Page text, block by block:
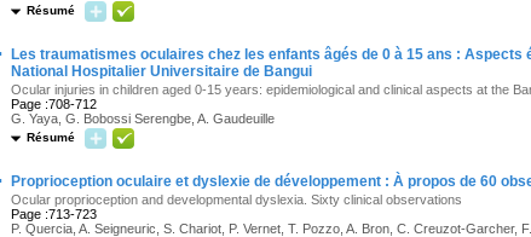
Résumé
Les traumatismes oculaires chez les enfants âgés de 0 à 15 ans :
National Hospitalier Universitaire de Bangui
Ocular injuries in children aged 0-15 years: epidemiological and clinical aspects at the
Page :708-712
G. Yaya, G. Bobossi Serengbe, A. Gaudeuille
Résumé
Proprioception oculaire et dyslexie de développement : À propos de 60
Ocular proprioception and developmental dyslexia. Sixty clinical observations
Page :713-723
P. Quercia, A. Seigneuric, S. Chariot, P. Vernet, T. Pozzo, A. Bron, C. Creuzot-Garcher,